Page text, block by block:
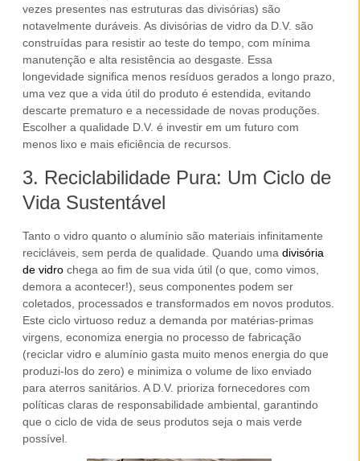
vezes presentes nas estruturas das divisórias) são
notavelmente duráveis. As divisórias de vidro da D.V. são
construídas para resistir ao teste do tempo, com mínima
manutenção e alta resistência ao desgaste. Essa
longevidade significa menos resíduos gerados a longo prazo,
uma vez que a vida útil do produto é estendida, evitando
descarte prematuro e a necessidade de novas produções.
Escolher a qualidade D.V. é investir em um futuro com
menos lixo e mais eficiência de recursos.
3. Reciclabilidade Pura: Um Ciclo de
Vida Sustentável
Tanto o vidro quanto o alumínio são materiais infinitamente
recicláveis, sem perda de qualidade. Quando uma divisória
de vidro chega ao fim de sua vida útil (o que, como vimos,
demora a acontecer!), seus componentes podem ser
coletados, processados e transformados em novos produtos.
Este ciclo virtuoso reduz a demanda por matérias-primas
virgens, economiza energia no processo de fabricação
(reciclar vidro e alumínio gasta muito menos energia do que
produzi-los do zero) e minimiza o volume de lixo enviado
para aterros sanitários. A D.V. prioriza fornecedores com
políticas claras de responsabilidade ambiental, garantindo
que o ciclo de vida de seus produtos seja o mais verde
possível.